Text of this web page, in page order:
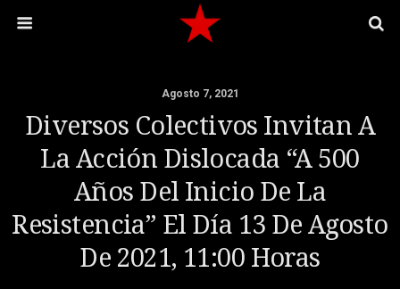
Agosto 7, 2021
Diversos Colectivos Invitan A
La Acción Dislocada “A 500
Años Del Inicio De La
Resistencia” El Día 13 De Agosto
De 2021, 11:00 Horas